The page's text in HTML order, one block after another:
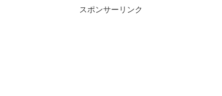
スポンサーリンク